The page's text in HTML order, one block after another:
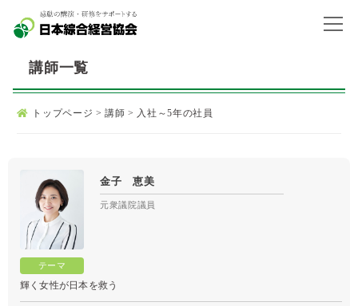
講師一覧
トップページ >講師 > 入社～5年の社員
金子 恵美
元衆議院議員
輝く女性が日本を救う